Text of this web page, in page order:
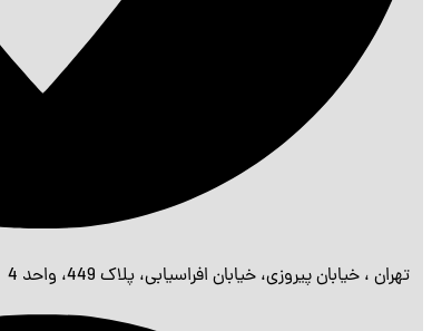
تهران ، خیابان پیروزی، خیابان افراسیابی، پلاک 449، واحد 4